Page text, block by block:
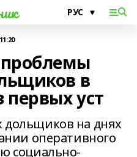
в
уст
на днях
оперативного
социально-